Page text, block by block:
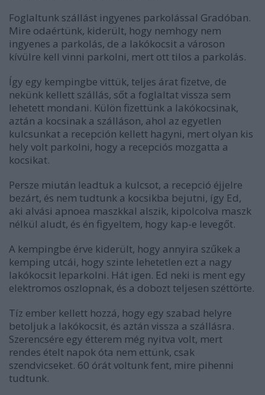
Foglaltunk szállást ingyenes parkolással Gradóban.
Mire odaértünk, kiderült, hogy nemhogy nem
ingyenes a parkolás, de a lakókocsit a városon
kívülre kell vinni parkolni, mert ott tilos a parkolás.
Így egy kempingbe vittük, teljes árat fizetve, de
nekünk kellett szállás, sőt a foglaltat vissza sem
lehetett mondani. Külön fizettünk a lakókocsinak,
aztán a kocsinak a szálláson, ahol az egyetlen
kulcsunkat a recepción kellett hagyni, mert olyan kis
hely volt parkolni, hogy a recepciós mozgatta a
kocsikat.
Persze miután leadtuk a kulcsot, a recepció éjjelre
bezárt, és nem tudtunk a kocsikba bejutni, így Ed,
aki alvási apnoea maszkkal alszik, kipolcolva maszk
nélkül aludt, és én figyeltem, hogy kap-e levegőt.
A kempingbe érve kiderült, hogy annyira szűkek a
kemping utcái, hogy szinte lehetetlen ezt a nagy
lakókocsit leparkolni. Hát igen. Ed neki is ment egy
elektromos oszlopnak, és a dobozt teljesen széttörte.
Tíz ember kellett hozzá, hogy egy szabad helyre
betoljuk a lakókocsit, és aztán vissza a szállásra.
Szerencsére egy étterem még nyitva volt, mert
rendes ételt napok óta nem ettünk, csak
szendvicseket. 60 órát voltunk fent, mire pihenni
tudtunk.